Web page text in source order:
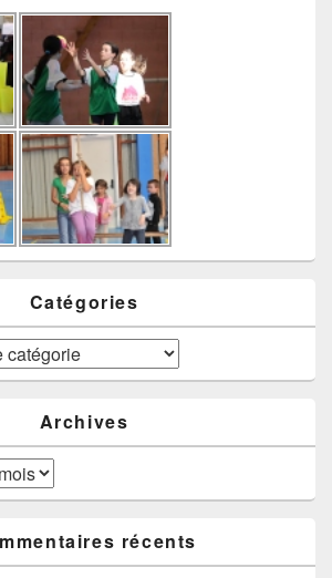
Catégories
Archives
récents